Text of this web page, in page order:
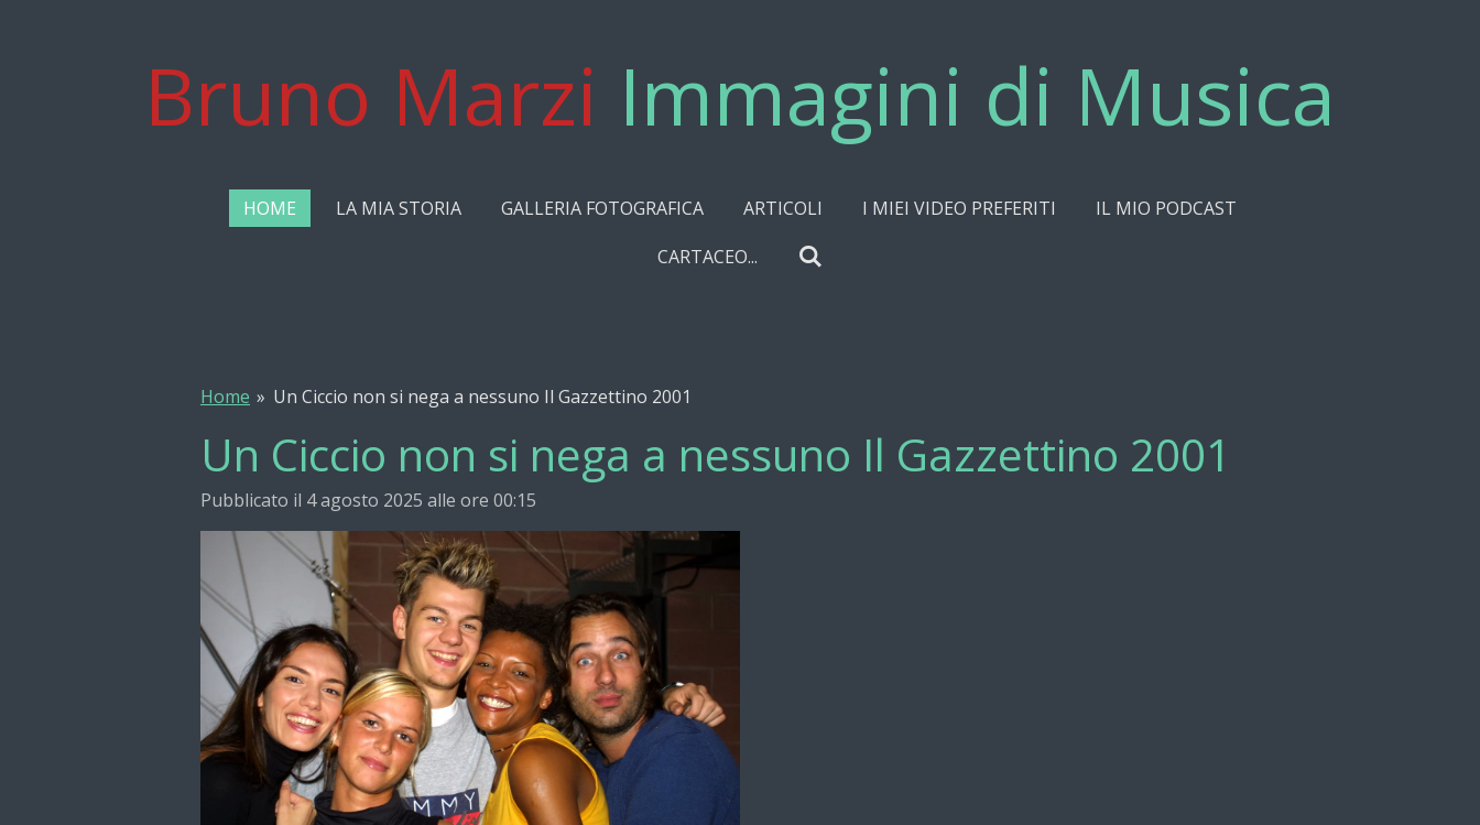
Bruno Marzi Immagini di Musica
HOME LA MIA STORIA GALLERIA FOTOGRAFICA ARTICOLI I MIEI VIDEO PREFERITI
IL MIO PODCAST
CARTACEO...
Home » Un Ciccio non si nega a nessuno Il Gazzettino 2001
Un Ciccio non si nega a nessuno Il Gazzettino 2001
Pubblicato il 4 agosto 2025 alle ore 00:15